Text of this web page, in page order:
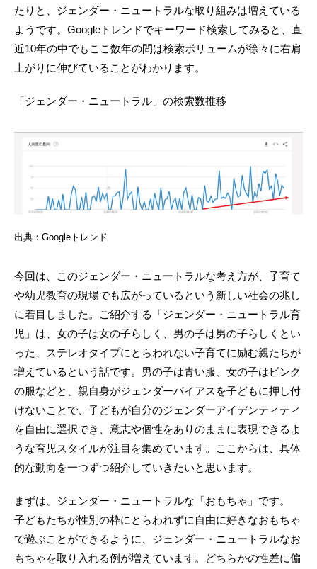
たりと、ジェンダー・ニュートラルな取り組みは増えている
ようです。Googleトレンドでキーワード検索してみると、直
近10年の中でもここ数年の間は検索ボリュームが徐々に右肩
上がりに伸びていることがわかります。
「ジェンダー・ニュートラル」の検索数推移
出典：Googleトレンド
今回は、このジェンダー・ニュートラルな考え方が、子育て
や幼児教育の現場でも広がっているという新しい社会の兆し
に着目しました。ご紹介する「ジェンダー・ニュートラル育
児」は、女の子は女の子らしく、男の子は男の子らしくとい
った、ステレオタイプにとらわれない子育てに励む親たちが
増えているという話です。男の子は青い服、女の子はピンク
の服などと、親自身がジェンダーバイアスを子どもに押し付
けないことで、子どもが自分のジェンダーアイデンティティ
を自由に選択でき、意志や個性をありのままに表現できるよ
うな育児スタイルが注目を集めています。ここからは、具体
的な動向を一つずつ紹介していきたいと思います。
まずは、ジェンダー・ニュートラルな「おもちゃ」です。
子どもたちが性別の枠にとらわれずに自由に好きなおもちゃ
で遊ぶことができるように、ジェンダー・ニュートラルなお
もちゃを取り入れる例が増えています。どちらかの性差に偏